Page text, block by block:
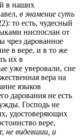
в наших
в знамение суть
то есть, чудесный
ниспослан от
чрез дарованное
в вере, и в то же
их в
уже уверовали, сие
вера на
языков
дарования не есть
Господь не
удостоверяющих
вере,
не видевшии, и